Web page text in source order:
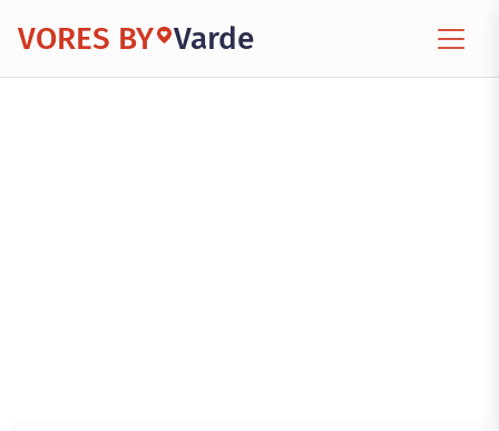
VORES BY Varde